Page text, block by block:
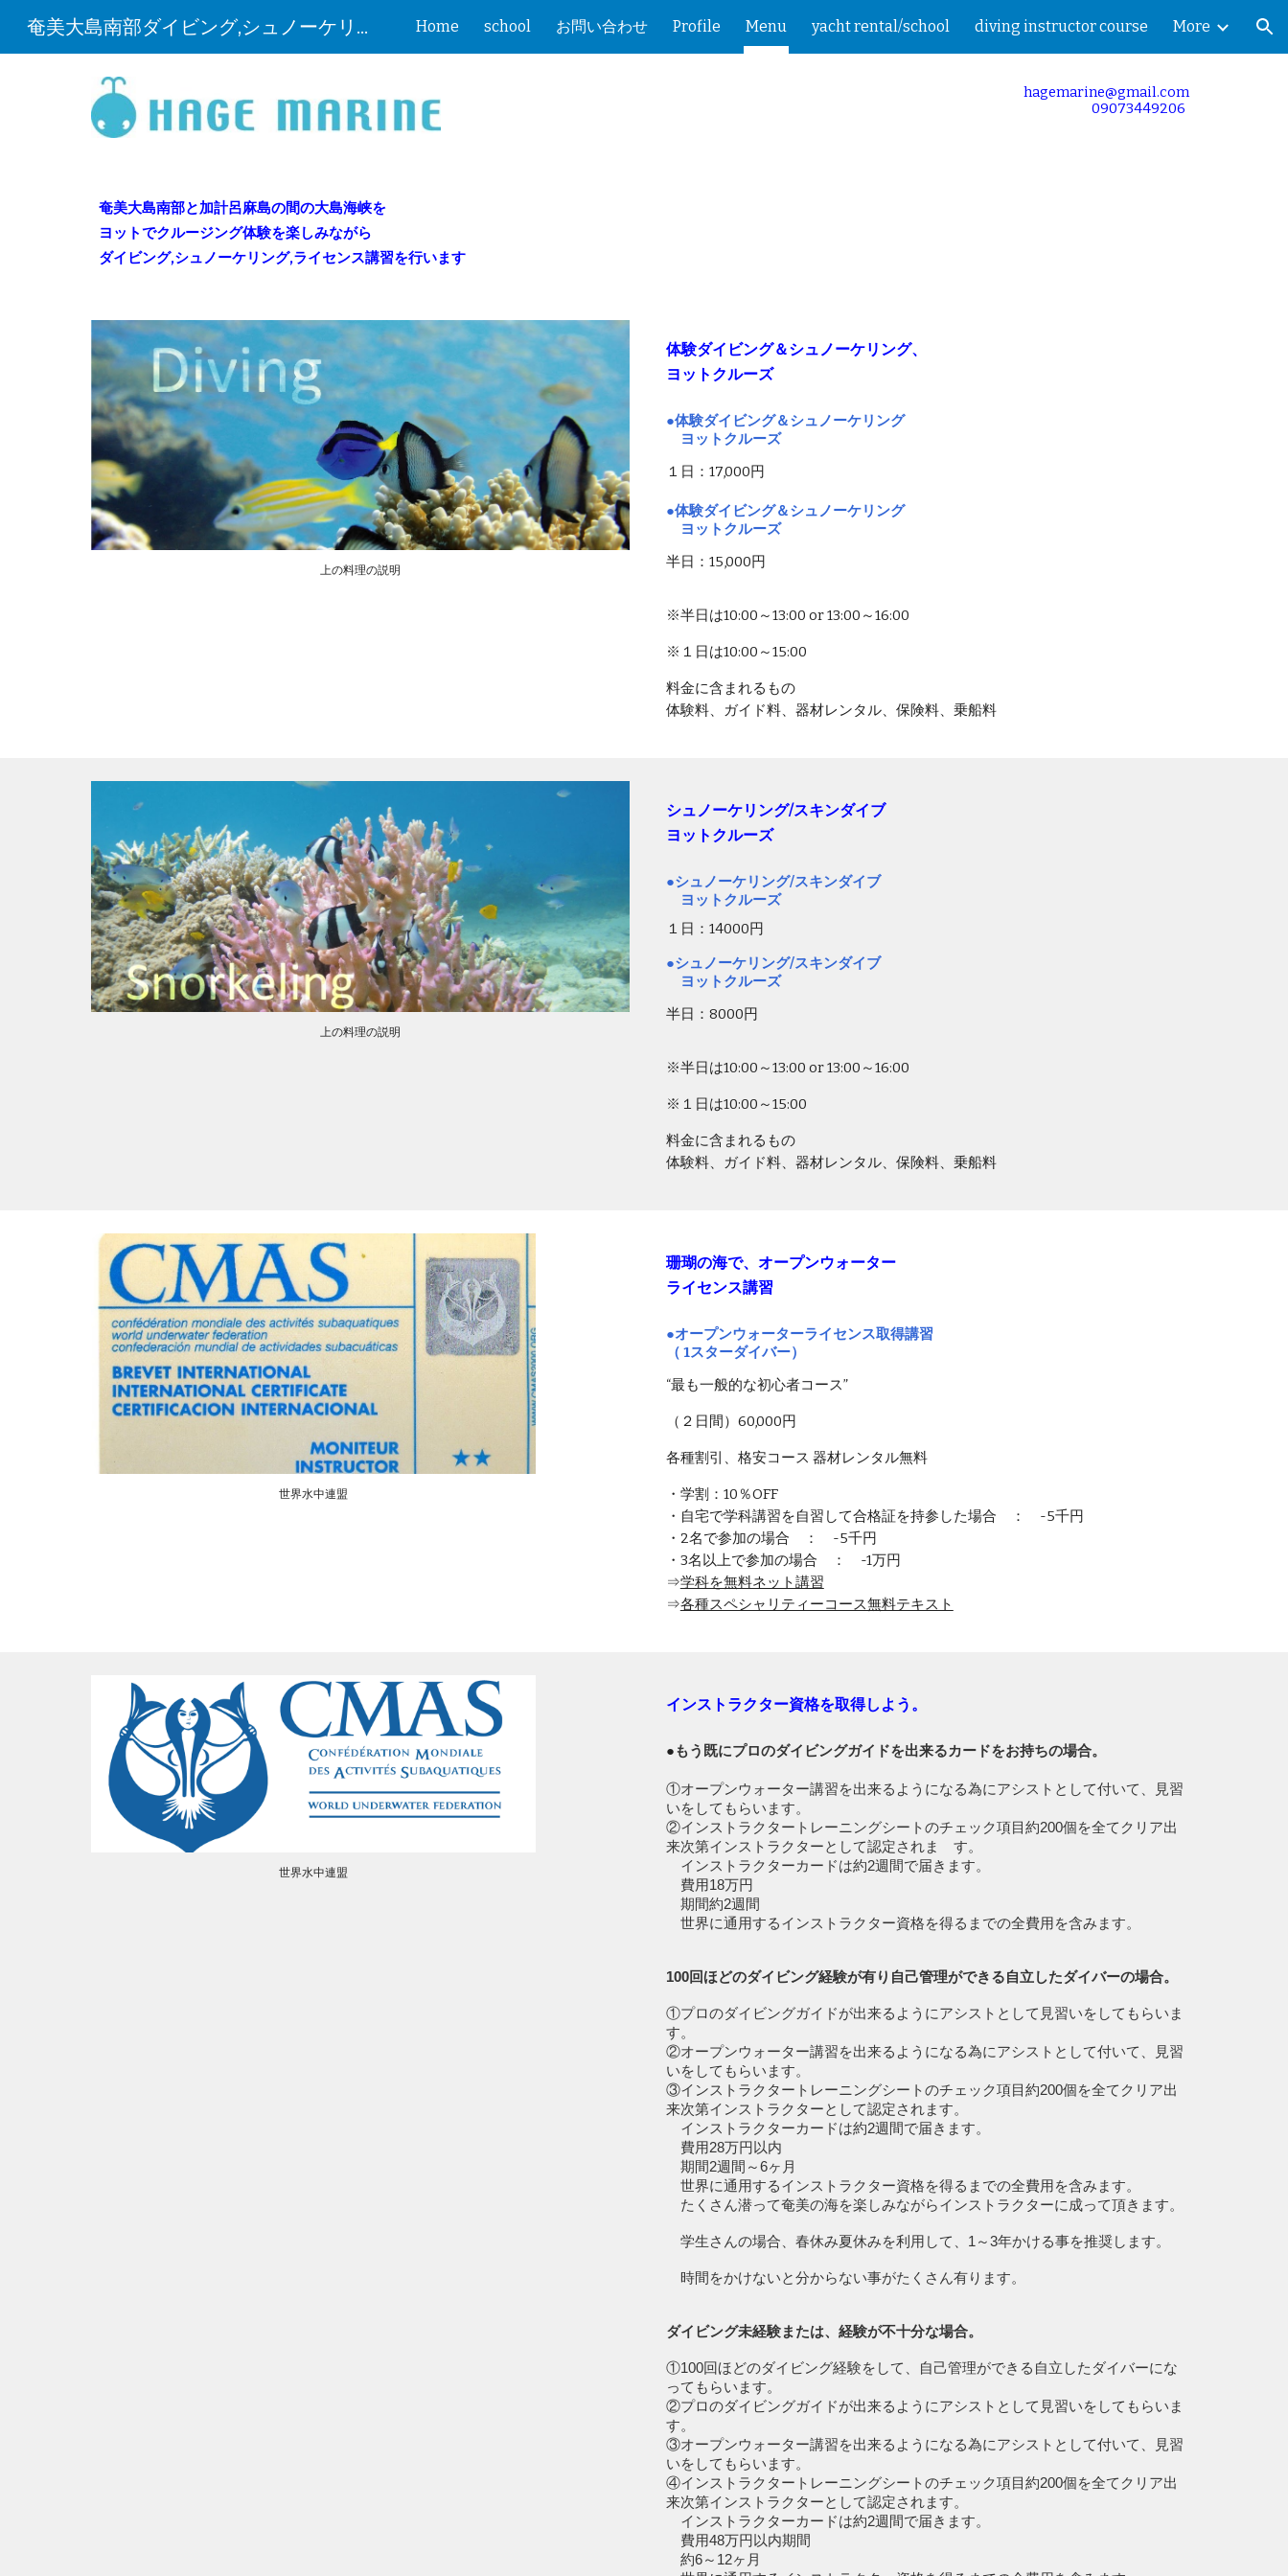
Skip to main content Skip to navigation
奄美大島南部ダイビング,シュノーケリング,ヨットクルーズ Home school お問い合わせ Profile Menu yacht rental/school diving instructor course More
hagemarine@gmail.com
09073449206
奄美大島南部と加計呂麻島の間の大島海峡を
ヨットでクルージング体験を楽しみながら
ダイビング,シュノーケリング,ライセンス講習を行います
上の料理の説明
体験ダイビング＆シュノーケリング、
ヨットクルーズ
●体験ダイビング＆シュノーケリング
ヨットクルーズ
１日：17,000円
●体験ダイビング＆シュノーケリング
ヨットクルーズ
半日：15,000円
※半日は10:00～13:00 or 13:00～16:00
※１日は10:00～15:00
料金に含まれるもの
体験料、ガイド料、器材レンタル、保険料、乗船料
上の料理の説明
シュノーケリング/スキンダイブ
ヨットクルーズ
●シュノーケリング/スキンダイブ
ヨットクルーズ
１日： 14000円
●シュノーケリング/スキンダイブ
ヨットクルーズ
半日：8000円
※半日は10:00～13:00 or 13:00～16:00
※１日は10:00～15:00
料金に含まれるもの
体験料、ガイド料、器材レンタル、保険料、乗船料
世界水中連盟
珊瑚の海で、オープンウォーター
ライセンス講習
●オープンウォーターライセンス取得講習
（ 1スターダイバー）
“最も一般的な初心者コース”
（２日間）60,000円
各種割引、格安コース 器材レンタル無料
・学割：10％OFF
・自宅で学科講習を自習して合格証を持参した場合 ： -5千円
・2名で参加の場合 ： -5千円
・3名以上で参加の場合 ： -1万円
⇒学科を無料ネット講習
⇒各種スペシャリティーコース無料テキスト
世界水中連盟
インストラクター資格を取得しよう。
●もう既にプロのダイビングガイドを出来るカードをお持ちの場合。
①オープンウォーター講習を出来るようになる為にアシストとして付いて、見習
いをしてもらいます。
②インストラクタートレーニングシートのチェック項目約200個を全てクリア出
来次第インストラクターとして認定されま す。
インストラクターカードは約2週間で届きます。
費用18万円
期間約2週間
世界に通用するインストラクター資格を得るまでの全費用を含みます。
100回ほどのダイビング経験が有り自己管理ができる自立したダイバーの場合。
①プロのダイビングガイドが出来るようにアシストとして見習いをしてもらいま
す。
②オープンウォーター講習を出来るようになる為にアシストとして付いて、見習
いをしてもらいます。
③インストラクタートレーニングシートのチェック項目約200個を全てクリア出
来次第インストラクターとして認定されます。
インストラクターカードは約2週間で届きます。
費用28万円以内
期間2週間～6ヶ月
世界に通用するインストラクター資格を得るまでの全費用を含みます。
たくさん潜って奄美の海を楽しみながらインストラクターに成って頂きます。
学生さんの場合、春休み夏休みを利用して、1～3年かける事を推奨します。
時間をかけないと分からない事がたくさん有ります。
ダイビング未経験または、経験が不十分な場合。
①100回ほどのダイビング経験をして、自己管理ができる自立したダイバーにな
ってもらいます。
②プロのダイビングガイドが出来るようにアシストとして見習いをしてもらいま
す。
③オープンウォーター講習を出来るようになる為にアシストとして付いて、見習
いをしてもらいます。
④インストラクタートレーニングシートのチェック項目約200個を全てクリア出
来次第インストラクターとして認定されます。
インストラクターカードは約2週間で届きます。
費用48万円以内期間
約6～12ヶ月